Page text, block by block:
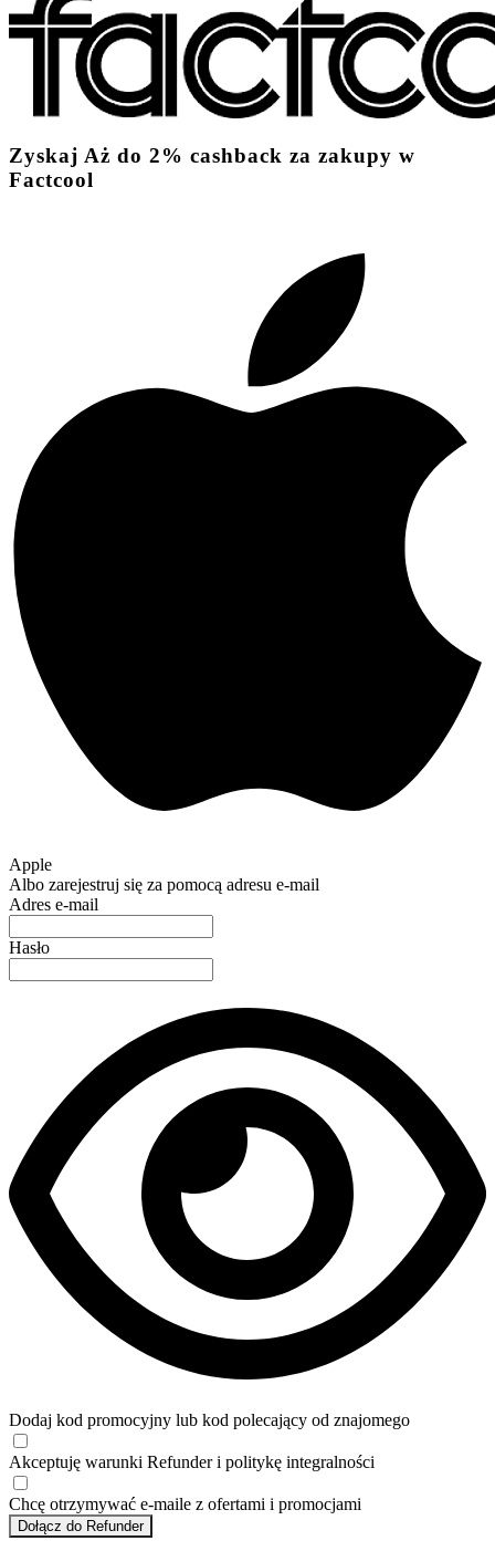
Zyskaj Aż do 2% cashback za zakupy w
Factcool
Apple
Albo zarejestruj się za pomocą adresu e-mail
Adres e-mail
Hasło
Dodaj kod promocyjny lub kod polecający od znajomego
Akceptuję warunki Refunder i politykę integralności
Chcę otrzymywać e-maile z ofertami i promocjami
Dołącz do Refunder